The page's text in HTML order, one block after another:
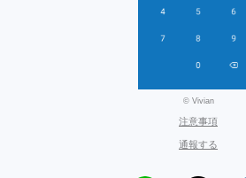
© Vivian
注意事項
通報する